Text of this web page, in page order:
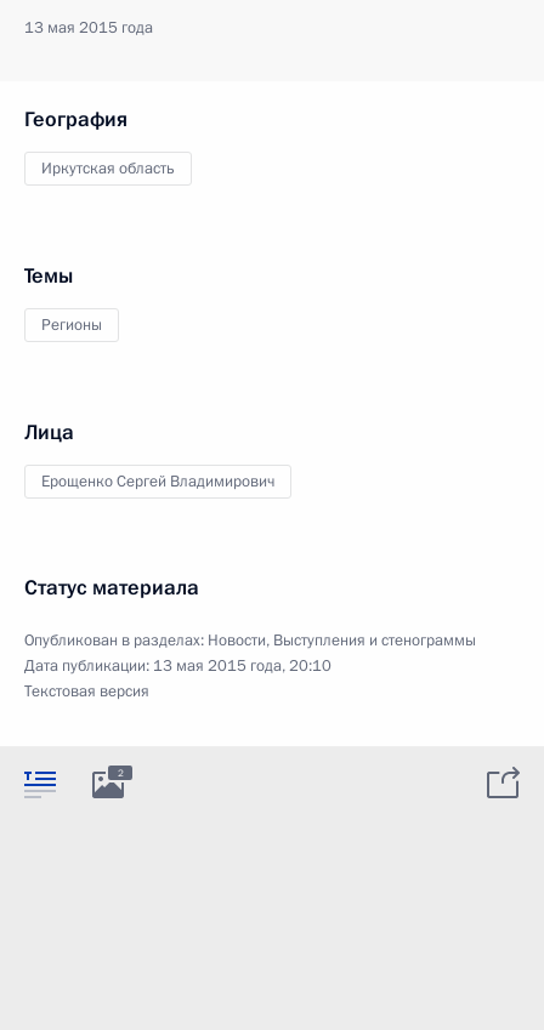
13 мая 2015 года
География
Иркутская область
Темы
Регионы
Лица
Ерощенко Сергей Владимирович
Статус материала
Опубликован в разделах: Новости, Выступления и стенограммы
Дата публикации: 13 мая 2015 года, 20:10
Текстовая версия
2